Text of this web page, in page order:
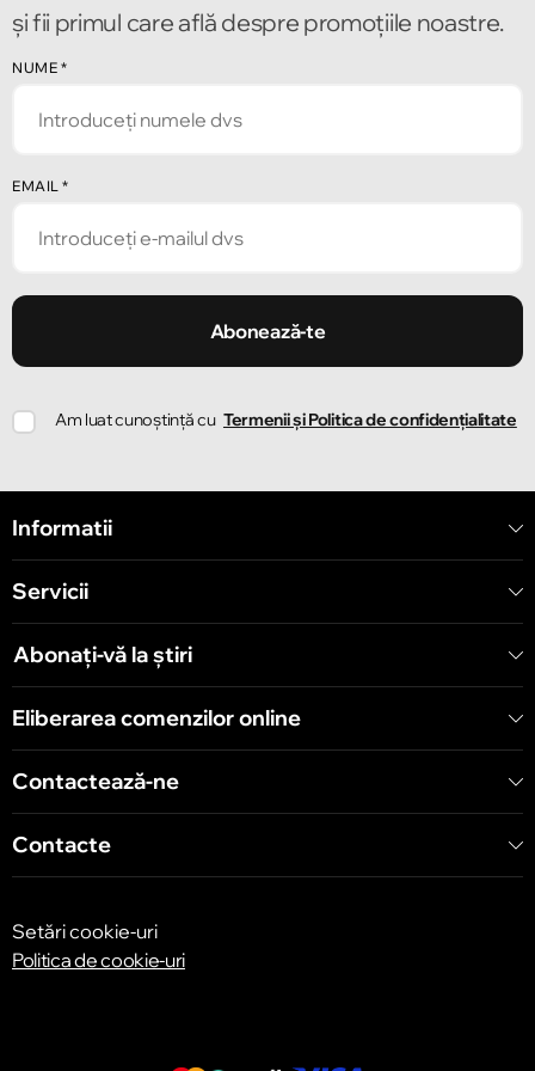
Strada Ion Creangă 78
Strada Mitropolit Varlaam 58
Chișinău
și fii primul care află despre promoțiile noastre.
NUME *
EMAIL *
Abonează-te
Am luat cunoștință cu Termenii și Politica de confidențialitate
Informatii
Servicii
Abonați-vă la știri
Eliberarea comenzilor online
Contactează-ne
Contacte
Setări cookie-uri
Politica de cookie-uri